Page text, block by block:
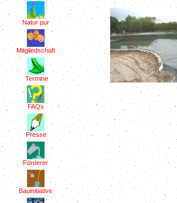
Natur pur
Mitgliedschaft
Termine
FAQs
Presse
Förderer
Bauinitiative